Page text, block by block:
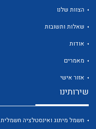
הצוות שלנו
שאלות ותשובות
אודות
מאמרים
אזור אישי
שירותינו
חשמל מיתוג ואינסטלציה חשמלית